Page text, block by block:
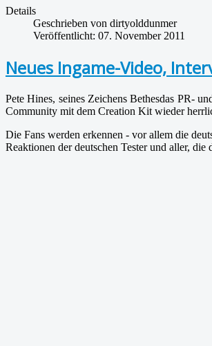
Details
Geschrieben von dirtyolddunmer
Veröffentlicht: 07. November 2011
Neues Ingame-Video,
Pete Hines, seines Zeichens Bethesdas PR-
Community mit dem Creation Kit wieder
Die Fans werden erkennen - vor allem die
Reaktionen der deutschen Tester und aller, die